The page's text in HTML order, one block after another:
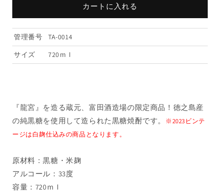
33％
2023（白
麹）
720ml（1
本）
を
減
ら
33％
2023（白
麹）
720ml（1
本）
を
増
や
カートに入れる
管理番号
TA-0014
サイズ
720ｍｌ
『龍宮』を造る蔵元、富田酒造場の限定商品！徳之島産
の純黒糖を使用して造られた黒糖焼酎です。
※2023ビンテ
ージは白麹仕込みの商品となります。
原材料：黒糖・米麹
アルコール：33度
容量：720ｍｌ